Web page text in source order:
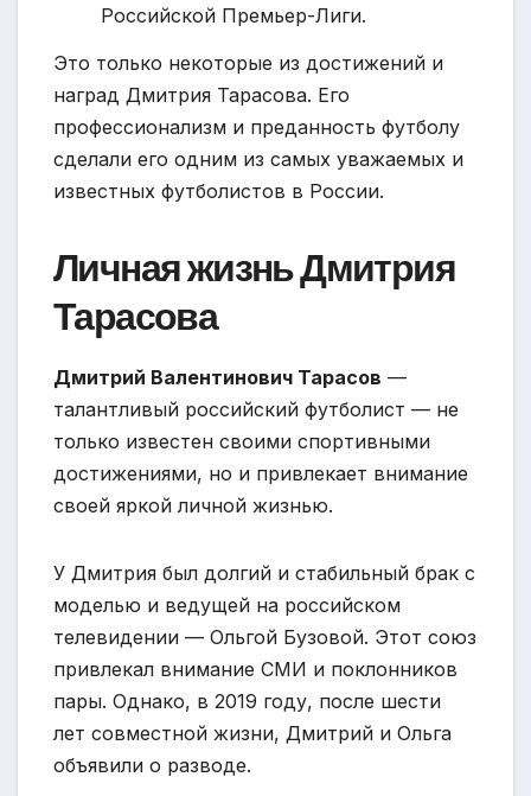
Российской Премьер-Лиги.
Это только некоторые из достижений и
наград Дмитрия Тарасова. Его
профессионализм и преданность футболу
сделали его одним из самых уважаемых и
известных футболистов в России.
Личная жизнь Дмитрия
Тарасова
Дмитрий Валентинович Тарасов —
талантливый российский футболист — не
только известен своими спортивными
достижениями, но и привлекает внимание
своей яркой личной жизнью.
У Дмитрия был долгий и стабильный брак с
моделью и ведущей на российском
телевидении — Ольгой Бузовой. Этот союз
привлекал внимание СМИ и поклонников
пары. Однако, в 2019 году, после шести
лет совместной жизни, Дмитрий и Ольга
объявили о разводе.